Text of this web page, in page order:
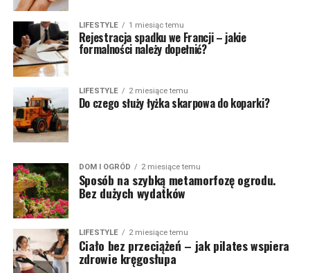
LIFESTYLE 1 miesiąc temu
Rejestracja spadku we Francji – jakie
formalności należy dopełnić?
LIFESTYLE 2 miesiące temu
Do czego służy łyżka skarpowa do koparki?
DOM I OGRÓD 2 miesiące temu
Sposób na szybką metamorfozę ogrodu.
Bez dużych wydatków
LIFESTYLE 2 miesiące temu
Ciało bez przeciążeń – jak pilates wspiera
zdrowie kręgosłupa